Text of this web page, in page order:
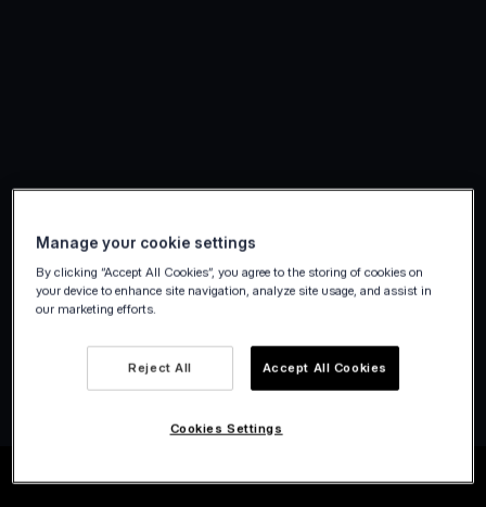
Manage your cookie settings
By clicking “Accept All Cookies”, you agree to the storing of cookies on
your device to enhance site navigation, analyze site usage, and assist in
our marketing efforts.
Reject All Accept All Cookies
Cookies Settings